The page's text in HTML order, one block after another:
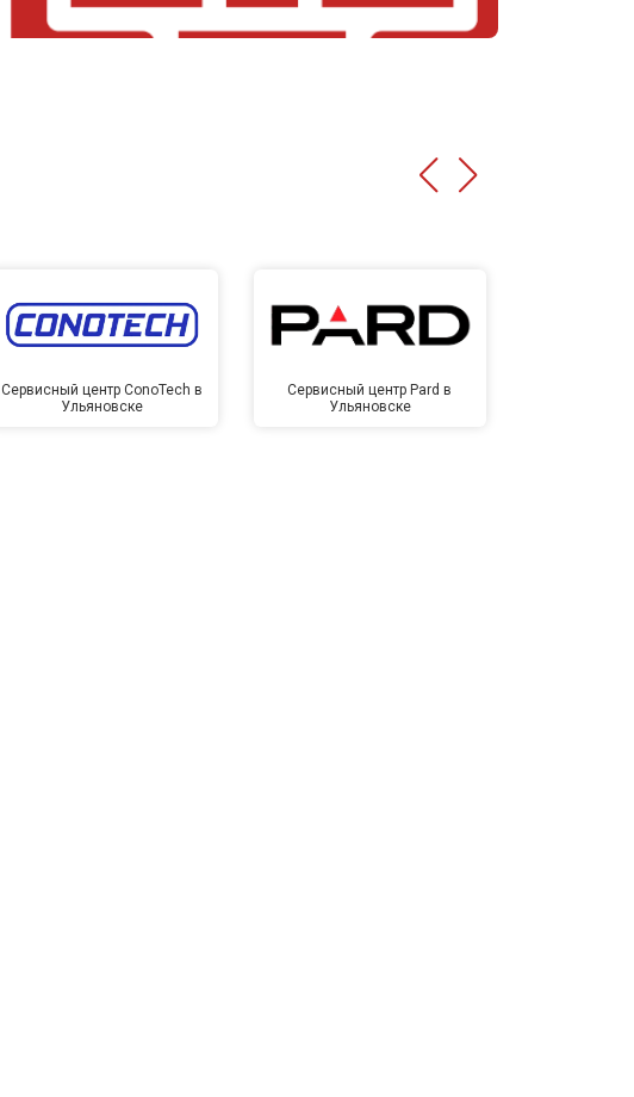
Сервисный центр ConoTech в
Ульяновске
Сервисный центр Pard в
Ульяновске